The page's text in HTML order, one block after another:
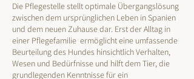
Die Pflegestelle stellt optimale Übergangslösung
zwischen dem ursprünglichen Leben in Spanien
und dem neuen Zuhause dar. Erst der Alltag in
einer Pflegefamilie ermöglicht eine umfassende
Beurteilung des Hundes hinsichtlich Verhalten,
Wesen und Bedürfnisse und hilft dem Tier, die
grundlegenden Kenntnisse für ein